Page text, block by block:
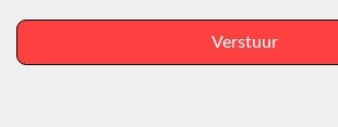
Verstuur